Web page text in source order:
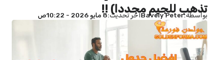
تذهب للجيم مجددا) !!
بواسطة Bavely Peterآخر تحديث 8 مايو 2026 - 10:22ص